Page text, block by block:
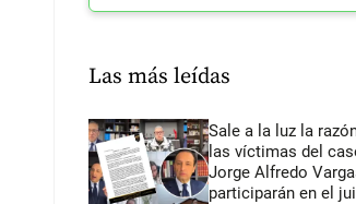
Las más leídas
Sale a la luz la
las víctimas del
Jorge Alfredo
participarán en el